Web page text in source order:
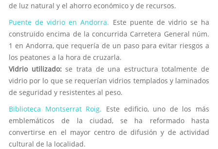
de luz natural y el ahorro económico y de recursos.
Puente de vidrio en Andorra. Este puente de vidrio se ha
construido encima de la concurrida Carretera General núm.
1 en Andorra, que requería de un paso para evitar riesgos a
los peatones a la hora de cruzarla.
Vidrio utilizado:se trata de una estructura totalmente de
vidrio por lo que se requerían vidrios templados y laminados
de seguridad y resistentes al peso.
Biblioteca Montserrat Roig. Este edificio, uno de los más
emblemáticos de la ciudad, se ha reformado hasta
convertirse en el mayor centro de difusión y de actividad
cultural de la localidad.